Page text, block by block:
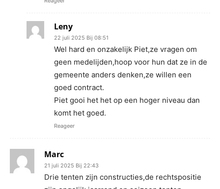
Leny
22 juli 2025 Bij 08:51
Wel hard en onzakelijk Piet,ze vragen om
geen medelijden,hoop voor hun dat ze in de
gemeente anders denken,ze willen een
goed contract.
Piet gooi het het op een hoger niveau dan
komt het goed.
Reageer
Marc
21 juli 2025 Bij 22:43
Drie tenten zijn constructies,de rechtspositie